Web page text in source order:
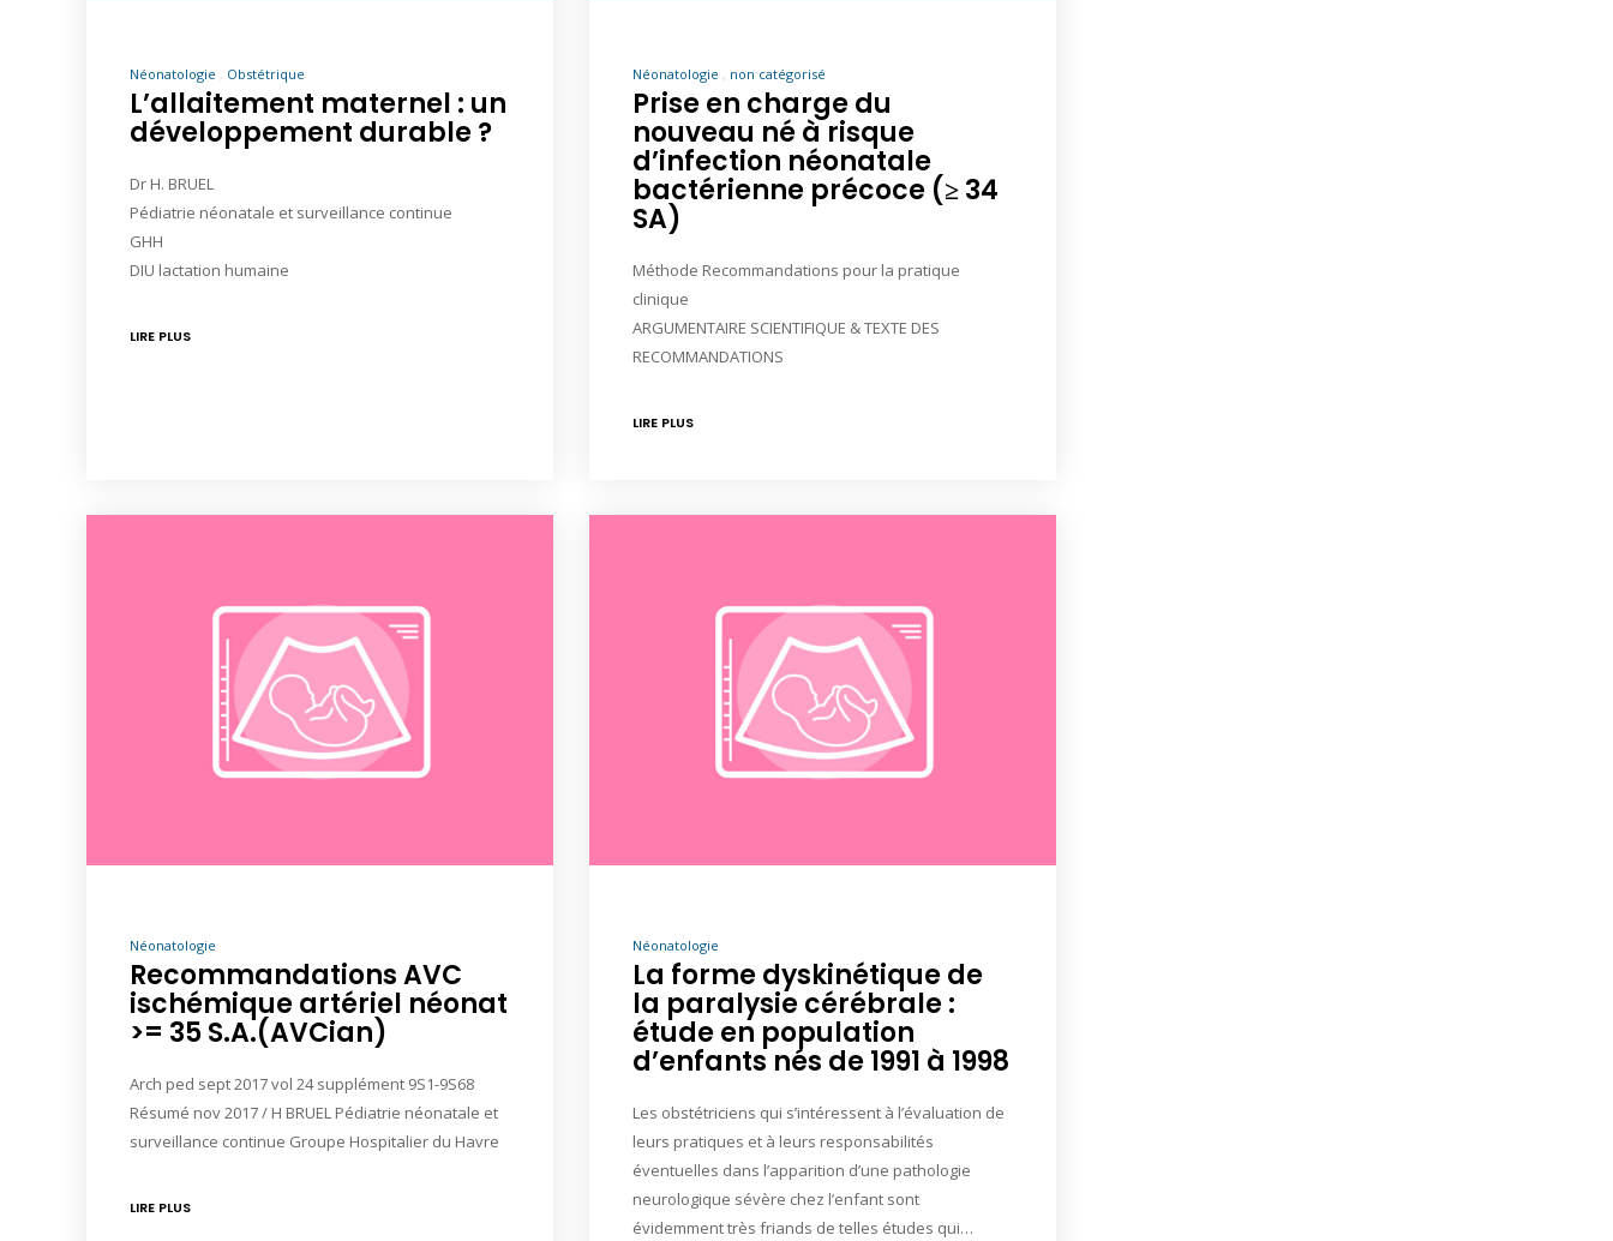
Néonatologie Obstétrique
L’allaitement maternel : un
développement durable ?
Dr H. BRUEL
Pédiatrie néonatale et surveillance continue
GHH
DIU lactation humaine
LIRE PLUS
Néonatologie non catégorisé
Prise en charge du
nouveau né à risque
d’infection néonatale
bactérienne précoce (≥ 34
SA)
Méthode Recommandations pour la pratique
clinique
ARGUMENTAIRE SCIENTIFIQUE & TEXTE DES
RECOMMANDATIONS
LIRE PLUS
Néonatologie
Recommandations AVC
ischémique artériel néonat
>= 35 S.A.(AVCian)
Arch ped sept 2017 vol 24 supplément 9S1-9S68
Résumé nov 2017 / H BRUEL Pédiatrie néonatale et
surveillance continue Groupe Hospitalier du Havre
LIRE PLUS
Néonatologie
La forme dyskinétique de
la paralysie cérébrale :
étude en population
d’enfants nés de 1991 à 1998
Les obstétriciens qui s’intéressent à l’évaluation de
leurs pratiques et à leurs responsabilités
éventuelles dans l’apparition d’une pathologie
neurologique sévère chez l’enfant sont
évidemment très friands de telles études qui…